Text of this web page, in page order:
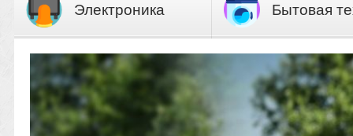
Электроника Бытовая